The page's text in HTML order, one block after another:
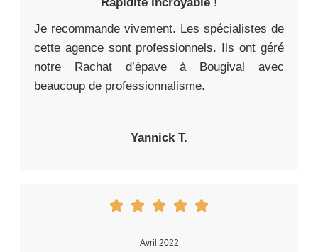
Je recommande vivement. Les spécialistes de
cette agence sont professionnels. Ils ont géré
notre Rachat d’épave à Bougival avec
beaucoup de professionnalisme.
Yannick T.
Avril 2022